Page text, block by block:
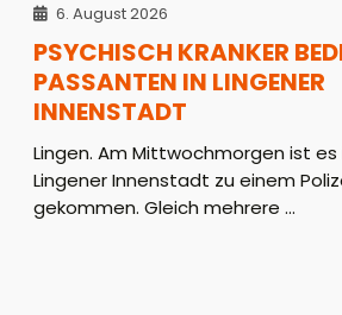
6. August 2026
PSYCHISCH KRANKER
PASSANTEN IN LINGENER
INNENSTADT
Lingen. Am Mittwochmorgen ist es
Lingener Innenstadt zu einem
gekommen. Gleich mehrere ...